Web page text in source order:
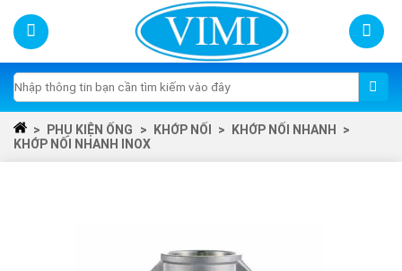
Skip
content
Tìm
kiếm:
> PHỤ KIỆN ỐNG > KHỚP NỐI > KHỚP NỐI NHANH
>
KHỚP NỐI NHANH INOX